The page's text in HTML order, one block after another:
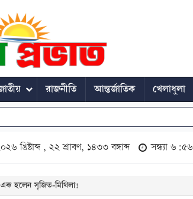
রাজনীতি আন্তর্জাতিক খেলাধুলা
, ২২ শ্রাবণ, ১৪৩৩ বঙ্গাব্দ সন্ধ্যা ৬:৫৬
হলেন সৃজিত-মিথিলা!